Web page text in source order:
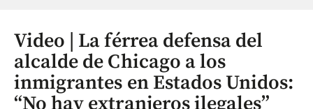
Video | La férrea defensa del
alcalde de Chicago a los
inmigrantes en Estados Unidos:
“No hay extranjeros ilegales”